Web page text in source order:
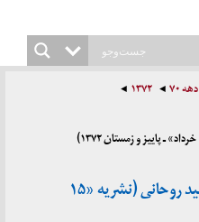
دهه ۷۰ ۱۳۷۲
شریعتی در چهره‌ای دیگر | حمید روحانی (نشریه «۱۵